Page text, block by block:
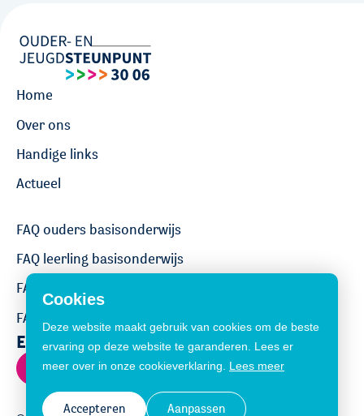
Cookies
Deze website maakt gebruik van cookies om de beste
ervaring op deze website te garanderen. Lees er
meer over in onze cookieverklaring. Lees meer
Accepteren Aanpassen
Home
Over ons
Handige links
Actueel
FAQ ouders basisonderwijs
FAQ leerling basisonderwijs
FAQ ouders voortgezet onderwijs
FAQ leerling voortgezet onderwijs
Een vraag stellen?
Contact